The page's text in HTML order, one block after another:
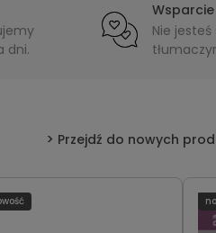
dni.
Wsparcie
Nie
Przejdź do nowych